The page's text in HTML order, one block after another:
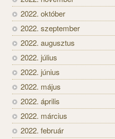
2022. október
2022. szeptember
2022. augusztus
2022. július
2022. június
2022. május
2022. április
2022. március
2022. február